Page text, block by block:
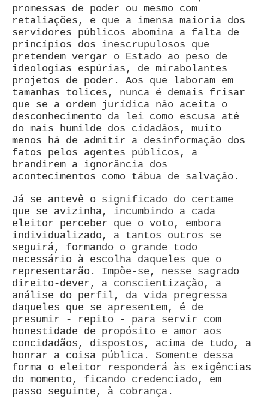
promessas de poder ou mesmo com
retaliações, e que a imensa maioria dos
servidores públicos abomina a falta de
princípios dos inescrupulosos que
pretendem vergar o Estado ao peso de
ideologias espúrias, de mirabolantes
projetos de poder. Aos que laboram em
tamanhas tolices, nunca é demais frisar
que se a ordem jurídica não aceita o
desconhecimento da lei como escusa até
do mais humilde dos cidadãos, muito
menos há de admitir a desinformação dos
fatos pelos agentes públicos, a
brandirem a ignorância dos
acontecimentos como tábua de salvação.
Já se antevê o significado do certame
que se avizinha, incumbindo a cada
eleitor perceber que o voto, embora
individualizado, a tantos outros se
seguirá, formando o grande todo
necessário à escolha daqueles que o
representarão. Impõe-se, nesse sagrado
direito-dever, a conscientização, a
análise do perfil, da vida pregressa
daqueles que se apresentem, é de
presumir - repito - para servir com
honestidade de propósito e amor aos
concidadãos, dispostos, acima de tudo, a
honrar a coisa pública. Somente dessa
forma o eleitor responderá às exigências
do momento, ficando credenciado, em
passo seguinte, à cobrança.